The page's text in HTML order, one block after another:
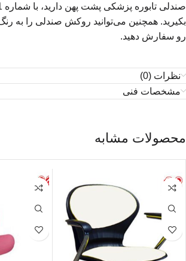
بکیرید. همچنین می‌توانید روکش صندلی را به
رو سفارش دهید.
نظرات (0)
مشخصات فنی
محصولات مشابه